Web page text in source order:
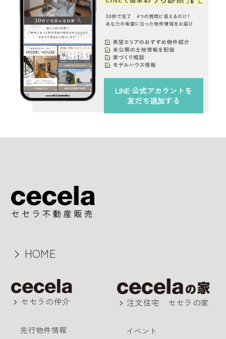
LINE 公式アカウントを
友だち追加する
HOME
セセラの仲介
先行物件情報
注文住宅 セセラの家
イベント